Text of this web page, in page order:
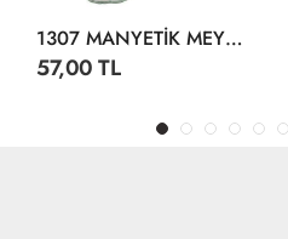
1307 MANYETİK MEYVELER SEBZELER
57,00 TL